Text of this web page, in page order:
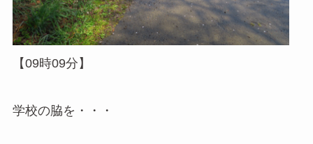
【09時09分】
学校の脇を・・・